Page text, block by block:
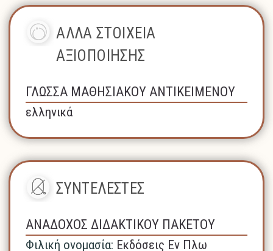
ΑΛΛΑ ΣΤΟΙΧΕΙΑ
ΑΞΙΟΠΟΙΗΣΗΣ
ΓΛΩΣΣΑ ΜΑΘΗΣΙΑΚΟΥ ΑΝΤΙΚΕΙΜΕΝΟΥ
ελληνικά
ΣΥΝΤΕΛΕΣΤΕΣ
ΑΝΑΔΟΧΟΣ ΔΙΔΑΚΤΙΚΟΥ ΠΑΚΕΤΟΥ
Φιλική ονομασία: Εκδόσεις Εν Πλω